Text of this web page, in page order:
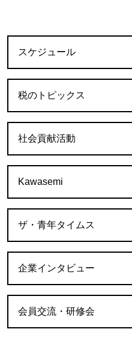
スケジュール
税のトピックス
社会貢献活動
Kawasemi
ザ・青年タイムス
企業インタビュー
会員交流・研修会